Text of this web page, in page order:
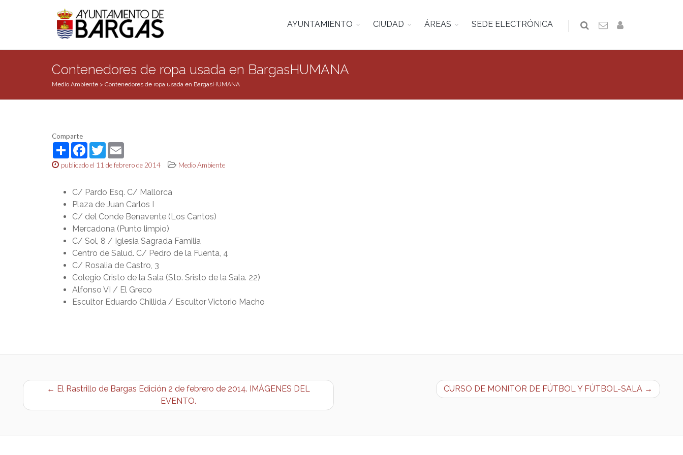
AYUNTAMIENTO CIUDAD ÁREAS SEDE ELECTRÓNICA
Contenedores de ropa usada en BargasHUMANA
Medio Ambiente > Contenedores de ropa usada en BargasHUMANA
Comparte
ShareFacebook
Twitter
publicado el 11 de febrero de 2014 Medio Ambiente
C/ Pardo Esq. C/ Mallorca
Plaza de Juan Carlos I
C/ del Conde Benavente (Los Cantos)
Mercadona (Punto limpio)
C/ Sol, 8 / Iglesia Sagrada Familia
Centro de Salud. C/ Pedro de la Fuenta, 4
C/ Rosalia de Castro, 3
Colegio Cristo de la Sala (Sto. Sristo de la Sala. 22)
Alfonso VI / El Greco
Escultor Eduardo Chillida / Escultor Victorio Macho
← El Rastrillo de Bargas Edición 2 de febrero de 2014. IMÁGENES DEL
EVENTO.
CURSO DE MONITOR DE FÚTBOL Y FÚTBOL-SALA →